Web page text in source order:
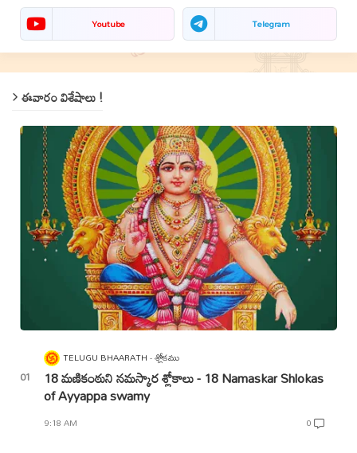
Youtube Telegram
ఈవారం విశేషాలు !
TELUGU BHAARATH శ్లోకము
18 మణికంఠుని నమస్కార శ్లోకాలు - 18 Namaskar Shlokas
of Ayyappa swamy
9:18 AM 0